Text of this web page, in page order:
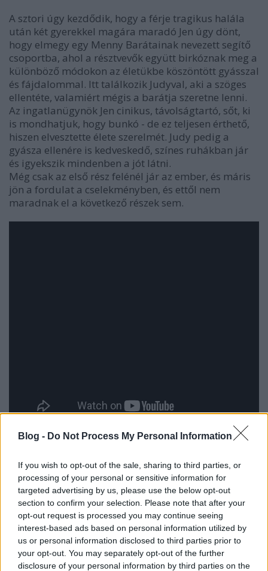
Blog - Do Not Process My Personal Information
If you wish to opt-out of the sale, sharing to third parties, or
processing of your personal or sensitive information for
targeted advertising by us, please use the below opt-out
section to confirm your selection. Please note that after your
opt-out request is processed you may continue seeing
interest-based ads based on personal information utilized by
us or personal information disclosed to third parties prior to
your opt-out. You may separately opt-out of the further
disclosure of your personal information by third parties on the
A sztori úgy kezdődik, hogy a férje tragikus halála
után két gyerekkel magára maradó Jen úgy dönt,
hogy elmegy egy Menny Barátainak nevezett segítő
csoportba, ahol a résztvevők együtt birkóznak meg a
különböző módokon az életükbe köszöntött gyásszal
és fájdalommal. Itt találkozik Judyval, aki a szöges
ellentéte, valamiért mégis a barátja szeretne lenni.
Az ingatlanügynök Jen cinikus, távolságtartó, sőt, ki
is mondhatjuk, hogy bunkó - de ez teljesen érthető,
hiszen elvesztette élete szerelmét. Judy pedig a
gyásza ellenére is kedveskedő, színes ruhákban jár
és igyekszik mindenben a jót látni.
Még csak az első rész felénél jár az ember, és máris
jön a fordulat a cselekményben, és ettől nem
maradnak el a következő részek sem.
Linda Cardellini a Vészhelyzetben lett ismert, ahol
Zsigmond Tamara volt a magyar hangja, és ha már
sorozatokból szemezgetünk, szerepelt a Mad Men -
Reklámőrültek néhány évadábanis. A Zöld könyvben,
a Megjött apuciban is Tamarát hallottuk, bár
Cardellinit másik ikonikus szerepében, Velmaként a
Scooby-Doo filmekben Madarász Éva szinkronizálta.
Pár éve a Bosszúállók-franchisehoz is csatlakozott